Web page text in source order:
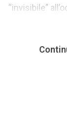
“invisibile”